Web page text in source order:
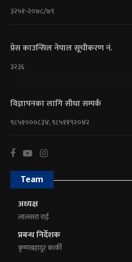
३२५१-२०७८/७९
प्रेस काउन्सिल नेपाल सूचीकरण नं.
३२३६
विज्ञापनका लागि सीधा सम्पर्क
९८५१०००८३४, ९८५११९२०४२
Team
अध्यक्ष
लालसरा राई
प्रबन्ध निर्देशक
कृष्णबहादुर कार्की